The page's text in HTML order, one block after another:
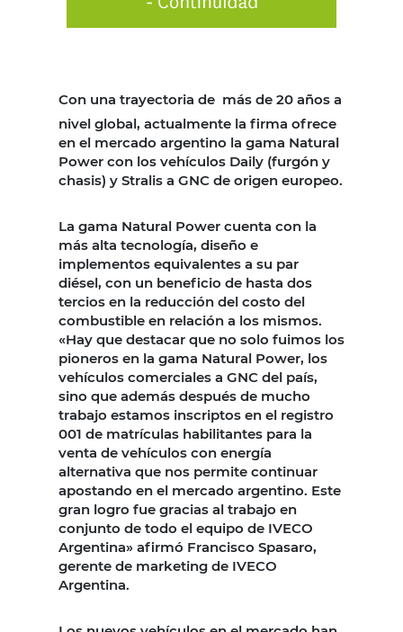
Con una trayectoria de más de 20 años a
nivel global, actualmente la firma ofrece
en el mercado argentino la gama Natural
Power con los vehículos Daily (furgón y
chasis) y Stralis a GNC de origen europeo.
La gama Natural Power cuenta con la
más alta tecnología, diseño e
implementos equivalentes a su par
diésel, con un beneficio de hasta dos
tercios en la reducción del costo del
combustible en relación a los mismos.
«Hay que destacar que no solo fuimos los
pioneros en la gama Natural Power, los
vehículos comerciales a GNC del país,
sino que además después de mucho
trabajo estamos inscriptos en el registro
001 de matrículas habilitantes para la
venta de vehículos con energía
alternativa que nos permite continuar
apostando en el mercado argentino. Este
gran logro fue gracias al trabajo en
conjunto de todo el equipo de IVECO
Argentina» afirmó Francisco Spasaro,
gerente de marketing de IVECO
Argentina.